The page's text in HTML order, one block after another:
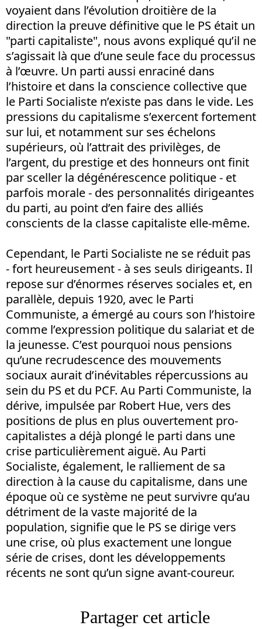
voyaient dans l’évolution droitière de la
direction la preuve définitive que le PS était un
"parti capitaliste", nous avons expliqué qu’il ne
s’agissait là que d’une seule face du processus
à l’œuvre. Un parti aussi enraciné dans
l’histoire et dans la conscience collective que
le Parti Socialiste n’existe pas dans le vide. Les
pressions du capitalisme s’exercent fortement
sur lui, et notamment sur ses échelons
supérieurs, où l’attrait des privilèges, de
l’argent, du prestige et des honneurs ont finit
par sceller la dégénérescence politique - et
parfois morale - des personnalités dirigeantes
du parti, au point d’en faire des alliés
conscients de la classe capitaliste elle-même.
Cependant, le Parti Socialiste ne se réduit pas
- fort heureusement - à ses seuls dirigeants. Il
repose sur d’énormes réserves sociales et, en
parallèle, depuis 1920, avec le Parti
Communiste, a émergé au cours son l’histoire
comme l’expression politique du salariat et de
la jeunesse. C’est pourquoi nous pensions
qu’une recrudescence des mouvements
sociaux aurait d’inévitables répercussions au
sein du PS et du PCF. Au Parti Communiste, la
dérive, impulsée par Robert Hue, vers des
positions de plus en plus ouvertement pro-
capitalistes a déjà plongé le parti dans une
crise particulièrement aiguë. Au Parti
Socialiste, également, le ralliement de sa
direction à la cause du capitalisme, dans une
époque où ce système ne peut survivre qu’au
détriment de la vaste majorité de la
population, signifie que le PS se dirige vers
une crise, où plus exactement une longue
série de crises, dont les développements
récents ne sont qu’un signe avant-coureur.